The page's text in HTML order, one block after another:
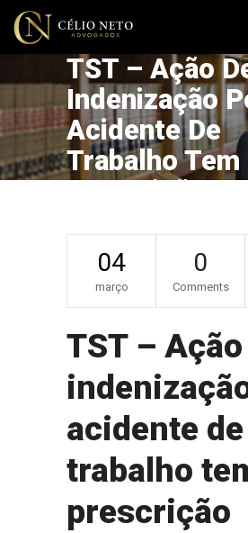
TST – Ação
Indenização
Acidente De
Trabalho Tem
Prescrição
04
março
0
Comments
TST –
acidente de
trabalho
prescrição